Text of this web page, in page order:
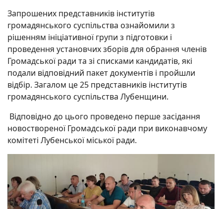
Запрошених представників інститутів
громадянського суспільства ознайомили з
рішенням ініціативної групи з підготовки і
проведення установчих зборів для обрання членів
Громадської ради та зі списками кандидатів, які
подали відповідний пакет документів і пройшли
відбір. Загалом це 25 представників інститутів
громадянського суспільства Лубенщини.
Відповідно до цього проведено перше засідання
новоствореної Громадської ради при виконавчому
комітеті Лубенської міської ради.